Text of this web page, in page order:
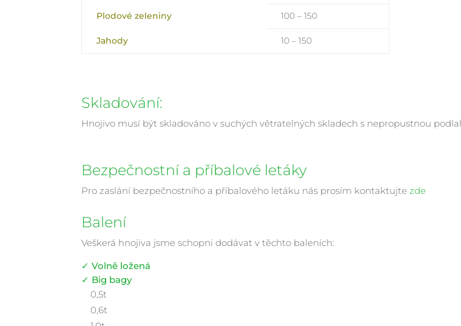
Plodové zeleniny 100 – 150
Jahody 10 – 150
Skladování:
Hnojivo musí být skladováno v suchých větratelných skladech s nepropustnou
Bezpečnostní a příbalové letáky
Pro zaslání bezpečnostního a příbalového letáku nás prosím kontaktujtezde
Balení
Veškerá hnojiva jsme schopni dodávat v těchto baleních:
✓ Volně ložená
✓ Big bagy
0,5t
0,6t